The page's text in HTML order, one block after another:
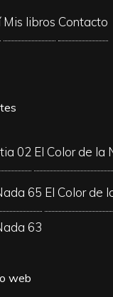
Mis libros Contacto
02 El Color de la
65 El Color de
63
web